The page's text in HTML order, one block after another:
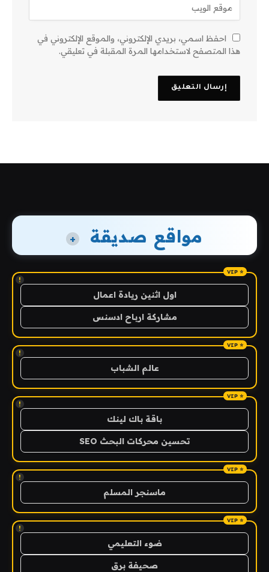
احفظ اسمي، بريدي الإلكتروني، والموقع الإلكتروني في
هذا المتصفح لاستخدامها المرة المقبلة في تعليقي.
مواقع صديقة +
!
اول اثنين ريادة اعمال
مشاركة ارباح ادسنس
!
عالم الشباب
!
باقة باك لينك
تحسين محركات البحث SEO
!
ماسنجر المسلم
!
ضوء التعليمي
صحيفة برق